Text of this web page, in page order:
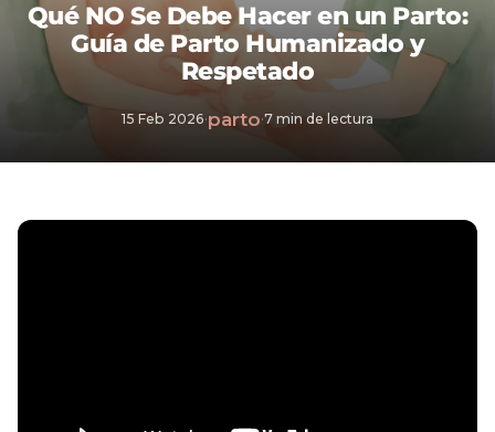
Qué NO Se Debe Hacer en un Parto:
Guía de Parto Humanizado y
Respetado
15 Feb 2026·parto·7 min de lectura